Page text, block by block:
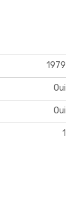
1979
Oui
Oui
1